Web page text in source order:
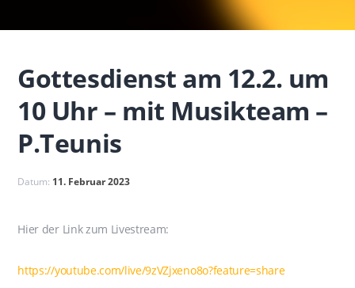
Gottesdienst am 12.2. um
10 Uhr – mit Musikteam –
P.Teunis
Datum: 11. Februar 2023
Hier der Link zum Livestream:
https://youtube.com/live/9zVZjxeno8o?feature=share